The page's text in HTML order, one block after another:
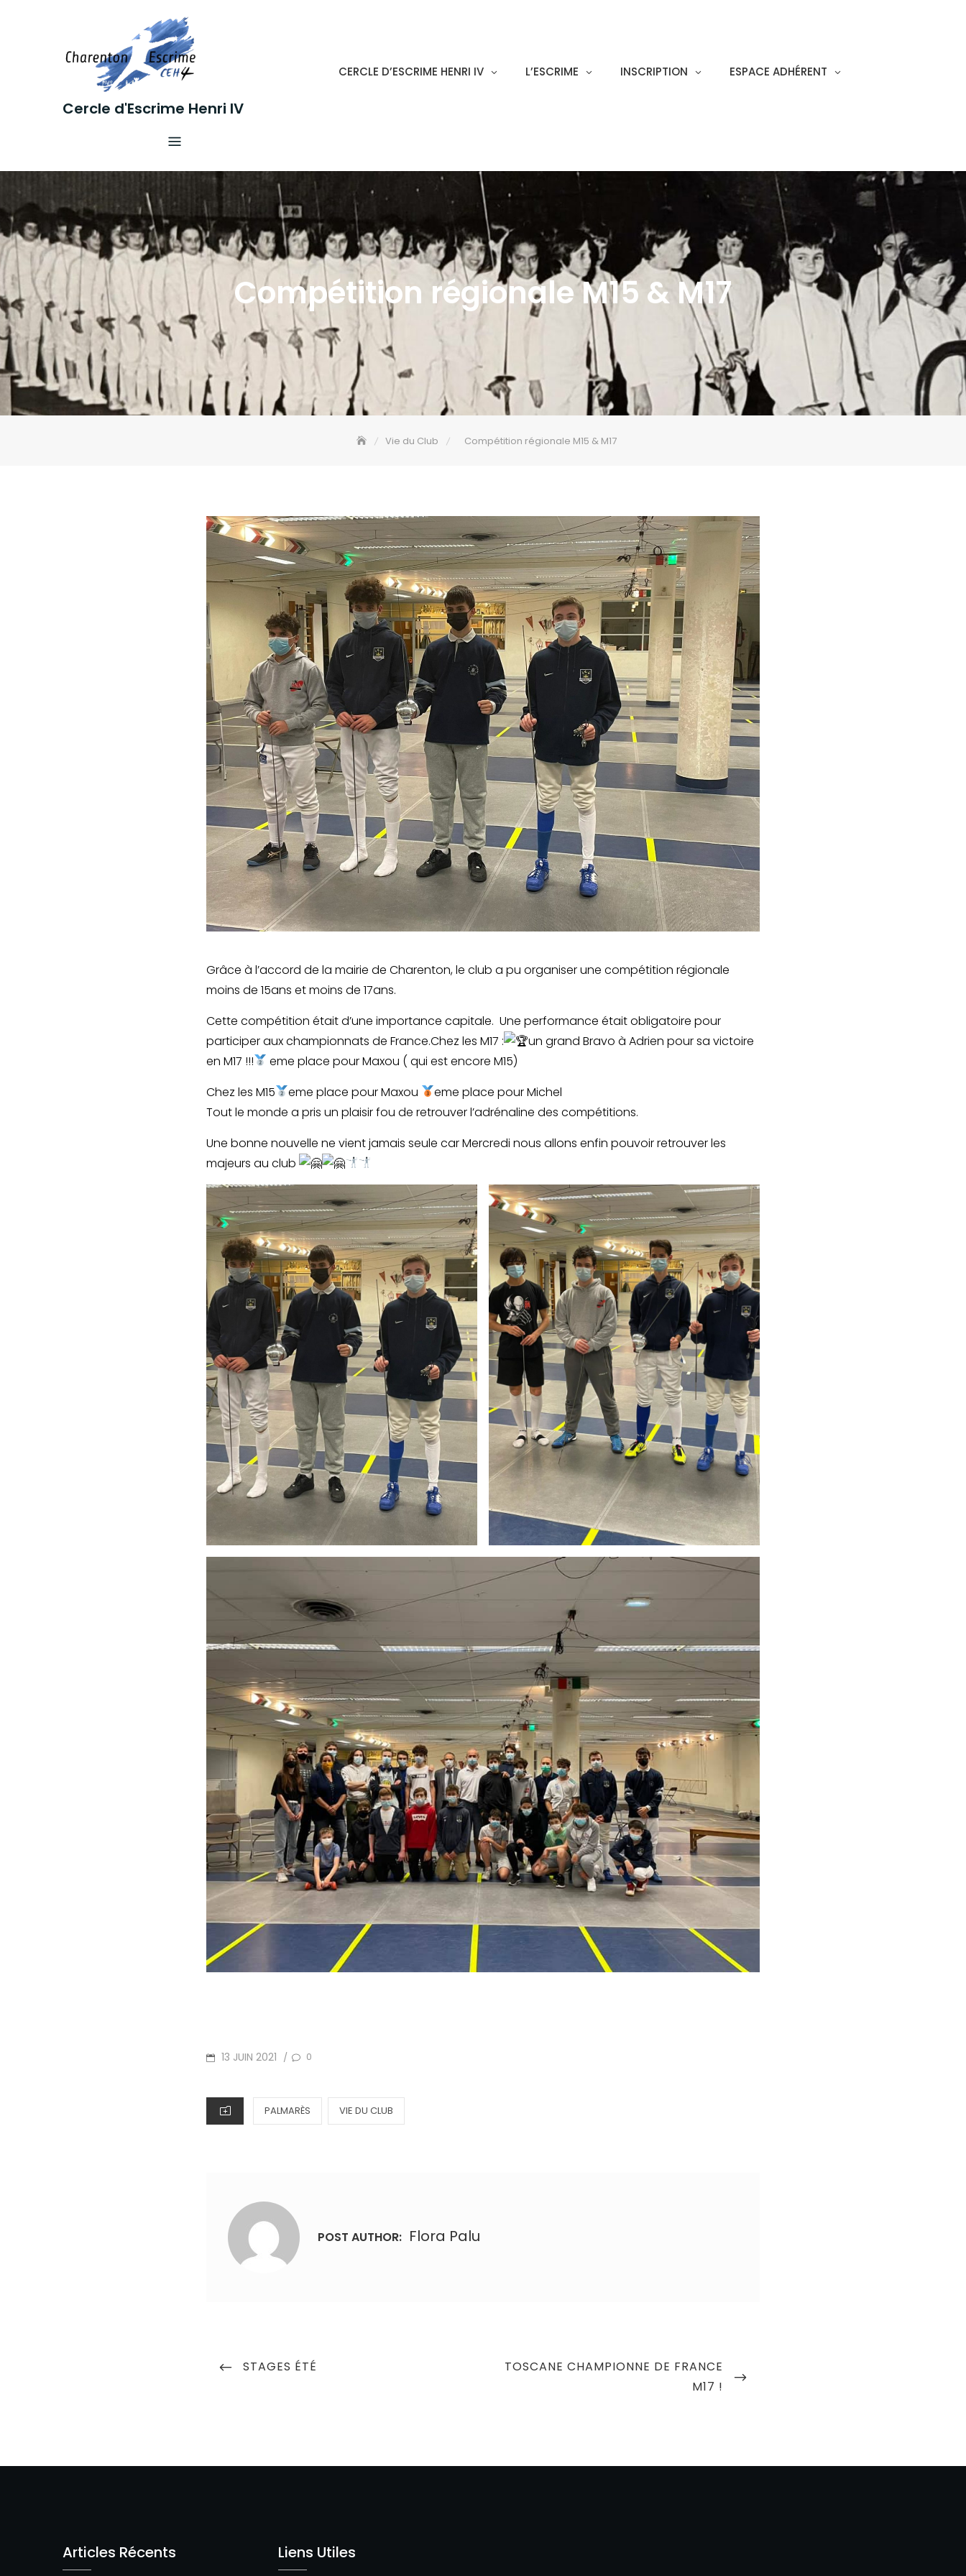
Cercle d'Escrime Henri IV
CERCLE D’ESCRIME HENRI IV L’ESCRIME INSCRIPTION ESPACE ADHÉRENT
Compétition régionale M15 & M17
Vie du Club Compétition régionale M15 & M17
Grâce à l’accord de la mairie de Charenton, le club a pu organiser une compétition régionale
moins de 15ans et moins de 17ans.
Cette compétition était d’une importance capitale. Une performance était obligatoire pour
participer aux championnats de France.Chez les M17 :
un grand Bravo à Adrien pour sa victoire
en M17 !!!
eme place pour Maxou ( qui est encore M15)
Chez les M15
eme place pour Maxou
eme place pour Michel
Tout le monde a pris un plaisir fou de retrouver l’adrénaline des compétitions.
Une bonne nouvelle ne vient jamais seule car Mercredi nous allons enfin pouvoir retrouver les
majeurs au club
POSTED
13 JUIN 2021 / 0
CATEGORIES
PALMARÈS VIE DU CLUB
POST AUTHOR: Flora Palu
Navigation
PREVIOUS
STAGES ÉTÉ
NEXT
TOSCANE CHAMPIONNE DE FRANCE
M17 !
Articles Récents Liens Utiles